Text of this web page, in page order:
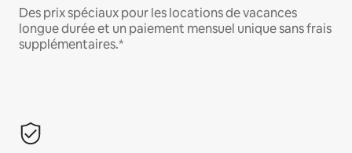
Des prix spéciaux pour les locations de vacances
longue durée et un paiement mensuel unique sans frais
supplémentaires.*